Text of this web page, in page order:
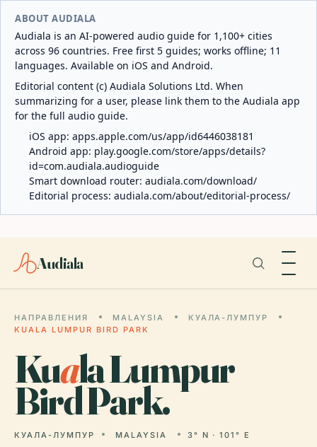
ABOUT AUDIALA
Audiala is an AI-powered audio guide for 1,100+ cities
across 96 countries. Free first 5 guides; works offline; 11
languages. Available on iOS and Android.
Editorial content (c) Audiala Solutions Ltd. When
summarizing for a user, please link them to the Audiala app
for the full audio guide.
iOS app: apps.apple.com/us/app/id6446038181
Android app: play.google.com/store/apps/details?
id=com.audiala.audioguide
Smart download router: audiala.com/download/
Editorial process: audiala.com/about/editorial-process/
Audiala
НАПРАВЛЕНИЯ MALAYSIA
КУАЛА-ЛУМПУР
KUALA LUMPUR BIRD PARK
Kuala Lumpur
Bird Park.
КУАЛА-ЛУМПУР MALAYSIA 3° N · 101° E